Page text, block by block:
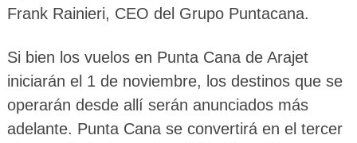
Frank Rainieri, CEO del Grupo Puntacana.
Si bien los vuelos en Punta Cana de Arajet
iniciarán el 1 de noviembre, los destinos que se
operarán desde allí serán anunciados más
adelante. Punta Cana se convertirá en el tercer